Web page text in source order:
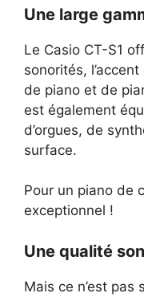
Une large
Le Casio CT-S1
sonorités,
de piano et de
est également
d’orgues, de
surface.
Pour un piano de
exceptionnel !
Une qualité
Mais ce n’est